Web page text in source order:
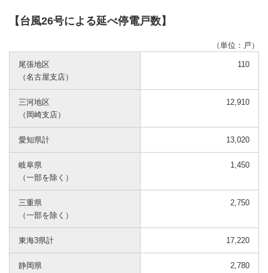
【台風26号による延べ停電戸数】
（単位：戸）
尾張地区
（名古屋支店）
110
三河地区
（岡崎支店）
12,910
愛知県計 13,020
岐阜県
（一部を除く）
1,450
三重県
（一部を除く）
2,750
東海3県計 17,220
静岡県
2,780